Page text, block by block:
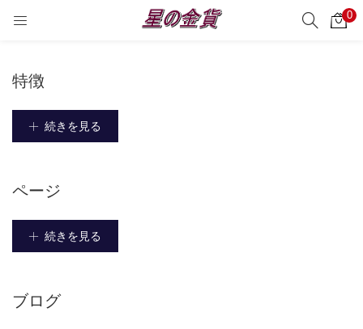
0
サーチ
特徴
続きを見る
ページ
続きを見る
ブログ
Enter your username and password to login.
Remember me